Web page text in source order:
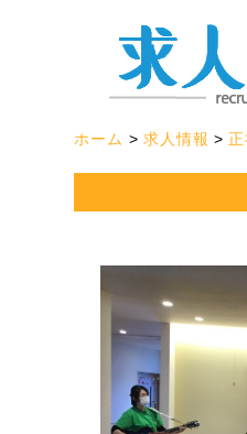
ホーム 求人情報